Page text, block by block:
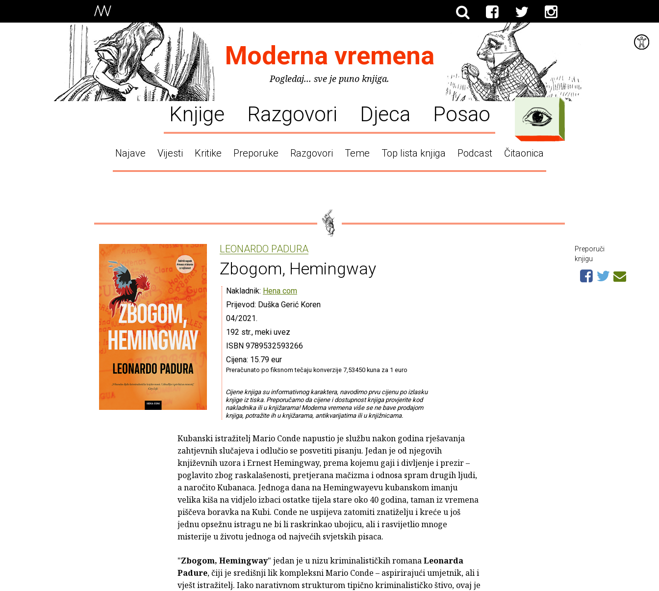
Moderna vremena
Pogledaj... sve je puno knjiga.
Knjige Razgovori Djeca Posao
Najave Vijesti Kritike Preporuke Razgovori Teme Top lista knjiga Podcast Čitaonica
LEONARDO PADURA
Zbogom, Hemingway
Nakladnik: Hena com
Prijevod: Duška Gerić Koren
04/2021.
192 str., meki uvez
ISBN 9789532593266
Cijena: 15.79 eur
Preračunato po fiksnom tečaju konverzije 7,53450 kuna za 1 euro
Cijene knjiga su informativnog karaktera, navodimo prvu cijenu po izlasku
knjige iz tiska. Preporučamo da cijene i dostupnost knjiga provjerite kod
nakladnika ili u knjižarama! Moderna vremena više se ne bave prodajom
knjiga, potražite ih u knjižarama, antikvarijatima ili u knjižnicama.
Kubanski istražitelj Mario Conde napustio je službu nakon godina rješavanja
zahtjevnih slučajeva i odlučio se posvetiti pisanju. Jedan je od njegovih
književnih uzora i Ernest Hemingway, prema kojemu gaji i divljenje i prezir –
poglavito zbog raskalašenosti, pretjerana mačizma i odnosa spram drugih ljudi,
a naročito Kubanaca. Jednoga dana na Hemingwayevu kubanskom imanju
velika kiša na vidjelo izbaci ostatke tijela stare oko 40 godina, taman iz vremena
piščeva boravka na Kubi. Conde ne uspijeva zatomiti znatiželju i kreće u još
jednu opsežnu istragu ne bi li raskrinkao ubojicu, ali i rasvijetlio mnoge
misterije u životu jednoga od najvećih svjetskih pisaca.
"Zbogom, Hemingway" jedan je u nizu kriminalističkih romanaLeonarda
Padure, čiji je središnji lik kompleksni Mario Conde – aspirirajući umjetnik, ali i
vješt istražitelj. Iako narativnom strukturom tipično kriminalističko štivo, ovaj je
Preporuči
knjigu